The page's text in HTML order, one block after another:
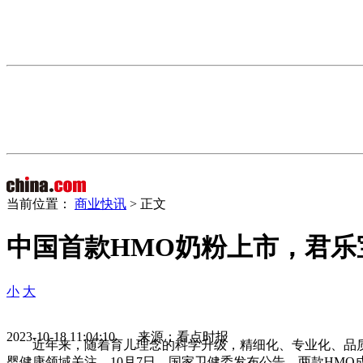
当前位置： 商业快讯 > 正文
中国首款HMO奶粉上市，君
小 大
2023-10-18 11:04:10 来源：看点时报
近年来，随着育儿理念的科学升级，精细化、专业化、